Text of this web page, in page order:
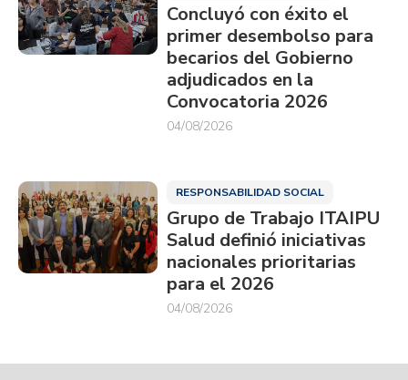
Concluyó con éxito el
primer desembolso para
becarios del Gobierno
adjudicados en la
Convocatoria 2026
04/08/2026
RESPONSABILIDAD SOCIAL
Grupo de Trabajo ITAIPU
Salud definió iniciativas
nacionales prioritarias
para el 2026
04/08/2026